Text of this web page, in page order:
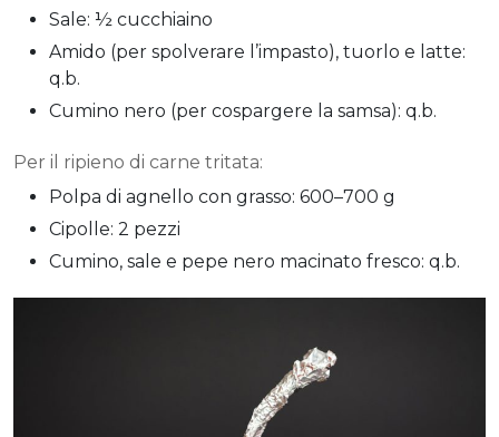
Sale: ½ cucchiaino
Amido (per spolverare l’impasto), tuorlo e latte:
q.b.
Cumino nero (per cospargere la samsa): q.b.
Per il ripieno di carne tritata:
Polpa di agnello con grasso: 600–700 g
Cipolle: 2 pezzi
Cumino, sale e pepe nero macinato fresco: q.b.